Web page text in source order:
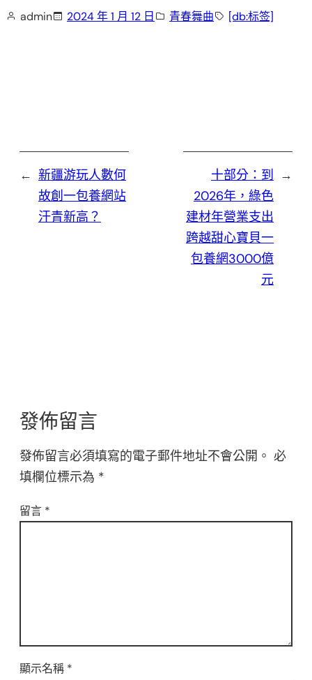
admin 2024 年 1 月 12 日 青春舞曲 [db:标签]
← 新疆游玩人數何
故創一包養網站
汗青新高？
→
十部分：到
2026年，綠色
建材年營業支出
跨越甜心寶貝一
包養網3000億
元
發佈留言
發佈留言必須填寫的電子郵件地址不會公開。 必
填欄位標示為 *
留言 *
顯示名稱 *